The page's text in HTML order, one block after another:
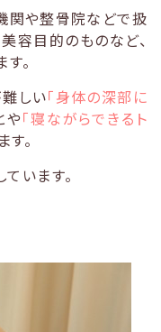
関や整骨院などで扱
容目的のものなど、
。
しい「身体の深部に
や「寝ながらできるト
。
います。